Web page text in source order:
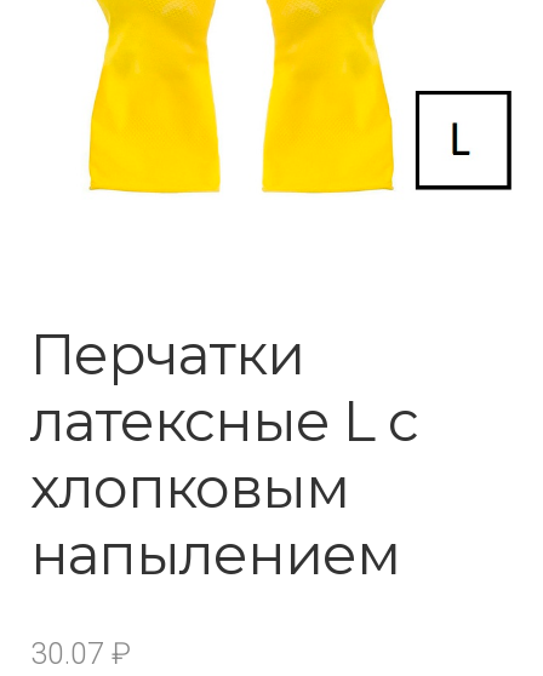
Перчатки
латексные L с
хлопковым
напылением
30.07 ₽